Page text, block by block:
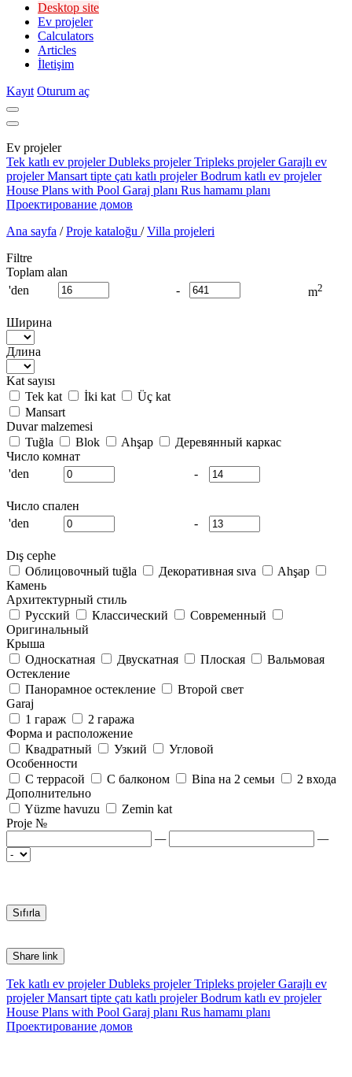
Desktop site
Ev projeler
Calculators
Articles
İletişim
Kayıt Oturum aç
Ev projeler
Tek katlı ev projeler Dubleks projeler Tripleks projeler Garajlı ev
projeler Mansart tipte çatı katlı projeler Bodrum katlı ev projeler
House Plans with Pool Garaj planı Rus hamamı planı
Проектирование домов
Ana sayfa / Proje kataloğu / Villa projeleri
Filtre
Toplam alan
'den
- m2
Ширина
Длина
Kat sayısı
Tek kat
İki kat
Üç kat
Mansart
Duvar malzemesi
Tuğla
Blok Ahşap
Деревянный каркас
Число комнат
'den
-
Число спален
'den
-
Dış cephe
Облицовочный tuğla
Декоративная sıva
Ahşap
Камень
Архитектурный стиль
Русский
Классический
Современный
Оригинальный
Крыша
Односкатная
Двускатная Плоская
Вальмовая
Остекление
Панорамное остекление
Второй свет
Garaj
1 гараж
2 гаража
Форма и расположение
Квадратный
Узкий
Угловой
Особенности
С террасой
С балконом Bina на 2 семьи
2 входа
Дополнительно
Yüzme havuzu
Zemin kat
Proje №
—
—
Share link
Tek katlı ev projeler Dubleks projeler Tripleks projeler Garajlı ev
projeler Mansart tipte çatı katlı projeler Bodrum katlı ev projeler
House Plans with Pool Garaj planı Rus hamamı planı
Проектирование домов